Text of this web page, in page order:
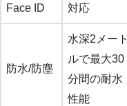
Face ID 対応
防水/防塵
水深2メート
ルで最大30
分間の耐水
性能